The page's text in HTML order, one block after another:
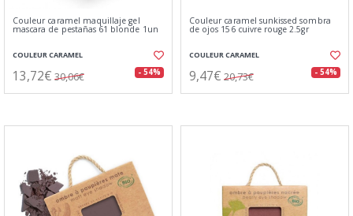
Couleur caramel maquillaje gel
mascara de pestañas 61 blonde 1un
COULEUR CARAMEL
13,72€ 30,06€ - 54%
Couleur caramel sunkissed sombra
de ojos 156 cuivre rouge 2.5gr
COULEUR CARAMEL
9,47€ 20,73€ - 54%